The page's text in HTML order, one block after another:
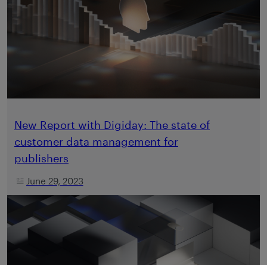
New Report with Digiday: The state of
customer data management for
publishers
June 29, 2023